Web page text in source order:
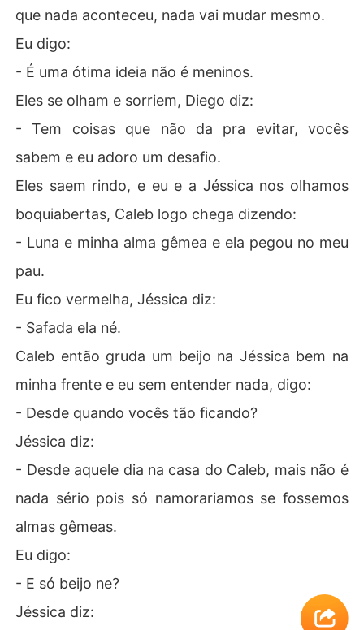
que nada aconteceu, nada vai mudar mesmo.
Eu digo:
- É uma ótima ideia não é meninos.
Eles se olham e sorriem, Diego diz:
- Tem coisas que não da pra evitar, vocês
sabem e eu adoro um desafio.
Eles saem rindo, e eu e a Jéssica nos olhamos
boquiabertas, Caleb logo chega dizendo:
- Luna e minha alma gêmea e ela pegou no meu
pau.
Eu fico vermelha, Jéssica diz:
- Safada ela né.
Caleb então gruda um beijo na Jéssica bem na
minha frente e eu sem entender nada, digo:
- Desde quando vocês tão ficando?
Jéssica diz:
- Desde aquele dia na casa do Caleb, mais não é
nada sério pois só namorariamos se fossemos
almas gêmeas.
Eu digo:
- E só beijo ne?
Jéssica diz: